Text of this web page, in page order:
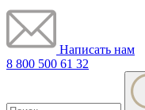
Написать нам
8 800 500 61 32